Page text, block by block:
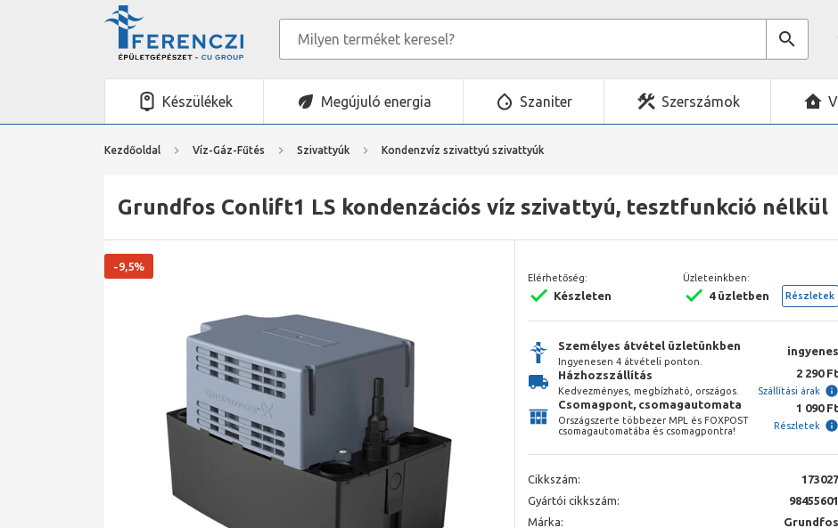
Készülékek Megújuló energia Szaniter Szerszámok
Kezdőoldal Víz-Gáz-Fűtés Szivattyúk Kondenzvíz szivattyú szivattyúk
Grundfos Conlift1 LS kondenzációs víz szivattyú, tesztfunkció nélkül
-9,5%
Elérhetőség:
Készleten
Üzleteinkben:
4 üzletben Részletek
Személyes átvétel üzletünkben
Ingyenesen 4 átvételi ponton.
ingyenes
Házhozszállítás
Kedvezményes, megbízható, országos.
2 290 Ft
Szállítási árak
Csomagpont, csomagautomata
Országszerte többezer MPL és FOXPOST
csomagautomatába és csomagpontra!
1 090 Ft
Részletek
Cikkszám:
173027
Gyártói cikkszám:
98455601
Márka:
Grundfos